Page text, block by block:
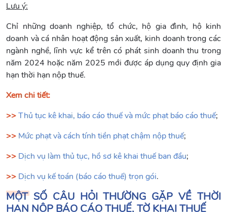
Lưu ý:
Chỉ những doanh nghiệp, tổ chức, hộ gia đình, hộ kinh
doanh và cá nhân hoạt động sản xuất, kinh doanh trong các
ngành nghề, lĩnh vực kể trên có phát sinh doanh thu trong
năm 2024 hoặc năm 2025 mới được áp dụng quy định gia
hạn thời hạn nộp thuế.
Xem chi tiết:
>>Thủ tục kê khai, báo cáo thuế và mức phạt báo cáo thuế;
>> Mức phạt và cách tính tiền phạt chậm nộp thuế;
>> Dịch vụ làm thủ tục, hồ sơ kê khai thuế ban đầu;
>> Dịch vụ kế toán (báo cáo thuế) trọn gói.
MỘT SỐ CÂU HỎI THƯỜNG GẶP VỀ THỜI
HẠN NỘP BÁO CÁO THUẾ, TỜ KHAI THUẾ